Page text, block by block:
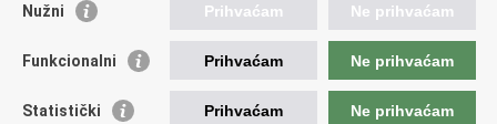
Korisne poveznice
Vlada RH
ASOO
Nužni Prihvaćam Ne prihvaćam
Funkcionalni Prihvaćam Ne prihvaćam
Statistički Prihvaćam Ne prihvaćam